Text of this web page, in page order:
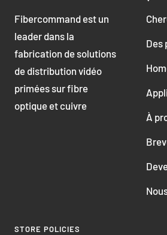
Fibercommand est un
leader dans la
fabrication de solutions
de distribution vidéo
primées sur fibre
optique et cuivre
Des
À
STORE POLICIES